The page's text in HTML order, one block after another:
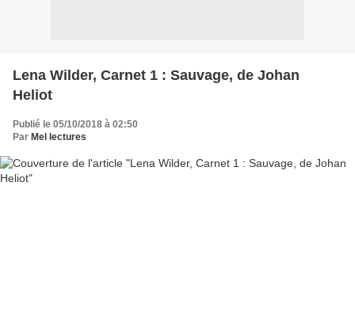
Lena Wilder, Carnet 1 : Sauvage, de Johan
Heliot
Publié le 05/10/2018 à 02:50
Par Mel lectures